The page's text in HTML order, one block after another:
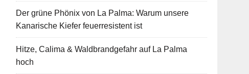
Der grüne Phönix von La Palma: Warum unsere
Kanarische Kiefer feuerresistent ist
Hitze, Calima & Waldbrandgefahr auf La Palma
hoch